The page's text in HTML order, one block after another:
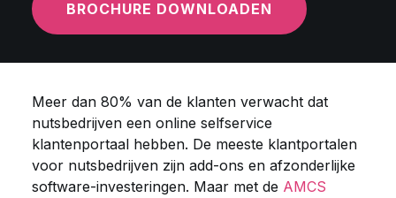
BROCHURE DOWNLOADEN
Meer dan 80% van de klanten verwacht dat
nutsbedrijven een online selfservice
klantenportaal hebben. De meeste klantportalen
voor nutsbedrijven zijn add-ons en afzonderlijke
software-investeringen. Maar met de AMCS